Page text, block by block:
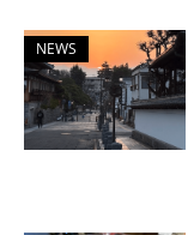
NEWS